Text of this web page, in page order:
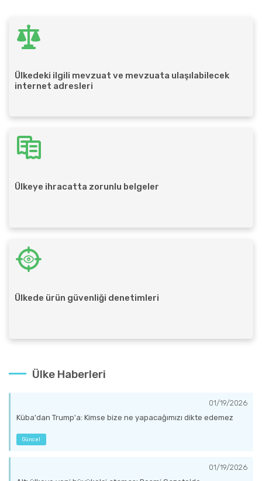
Ülkedeki ilgili mevzuat ve mevzuata ulaşılabilecek
internet adresleri
Ülkeye ihracatta zorunlu belgeler
Ülkede ürün güvenliği denetimleri
Ülke Haberleri
01/19/2026
Küba'dan Trump'a: Kimse bize ne yapacağımızı dikte edemez
Güncel
01/19/2026